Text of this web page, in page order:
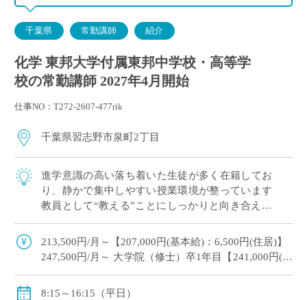
千葉県 常勤講師 紹介
化学 東邦大学付属東邦中学校・高等学
校の常勤講師 2027年4月開始
仕事NO：T272-2607-477rik
千葉県習志野市泉町2丁目
進学意識の高い落ち着いた生徒が多く在籍してお
り、静かで集中しやすい授業環境が整っています
教員として“教える”ことにしっかりと向き合える
育児をしながら教壇復帰された先生 ・副 […]
213,500円/月～【207,000円(基本給)：6,500円(住居)】
247,500円/月～ 大学院（修士）卒1年目【241,000円(基
賞与：あり（年2回・年間計5.78ヶ月分）
8:15～16:15（平日）